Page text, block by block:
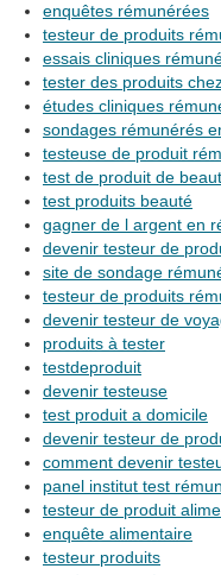
enquêtes rémunérées
testeur de produits
essais cliniques
tester des produits
études cliniques
sondages rémunérés
testeuse de produit
test de produit de
test produits beauté
gagner de l argent en
devenir testeur de
site de sondage
testeur de produits
devenir testeur de
produits à tester
testdeproduit
devenir testeuse
test produit a domicile
devenir testeur de
comment devenir
panel institut test
testeur de produit
enquête alimentaire
testeur produits